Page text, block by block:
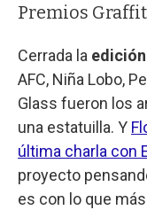
Premios
Cerrada la
AFC, Niña Lobo,
Glass fueron los
una estatuilla. Y
última charla con
proyecto
es con lo que